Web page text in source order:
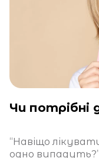
“Навіщо
одно